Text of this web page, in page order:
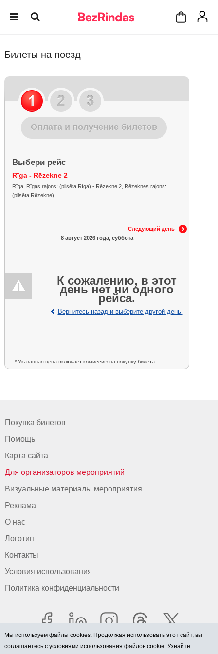
Билеты на поезд
Оплата и получение билетов
Выбери рейс
Rīga - Rēzekne 2
Rīga, Rīgas rajons: (pilsēta Rīga) - Rēzekne 2, Rēzeknes rajons:
(pilsēta Rēzekne)
Следующий день
8 август 2026 года, суббота
К сожалению, в этот
день нет ни одного
рейса.
Вернитесь назад и выберите другой день.
* Указанная цена включает комиссию на покупку билета
Покупка билетов
Помощь
Карта сайта
Для организаторов мероприятий
Визуальные материалы мероприятия
Реклама
О нас
Логотип
Контакты
Условия использования
Политика конфиденциальности
Мы используем файлы cookies. Продолжая использовать этот сайт, вы
соглашаетесь с условиями использования файлов cookie. Узнайте